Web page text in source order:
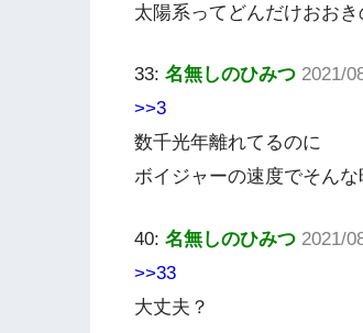
太陽系ってどんだけおおき
33: 名無しのひみつ 2021/
>>3
数千光年離れてるのに
ボイジャーの速度でそんな
40: 名無しのひみつ 2021/
>>33
大丈夫？